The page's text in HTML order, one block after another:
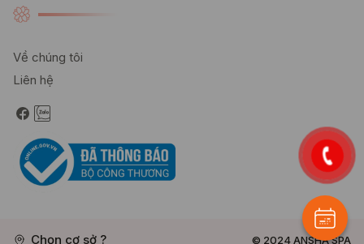
Về chúng tôi
Liên hệ
Chọn cơ sở ? © 2024ANSHA SPA